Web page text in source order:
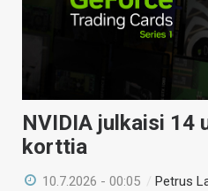
NVIDIA julkaisi 14
korttia
10.7.2026 - 00:05 / Petrus